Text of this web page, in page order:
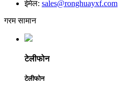
ईमेल: sales@ronghuayxf.com
गरम सामान
टेलीफोन
टेलीफोन